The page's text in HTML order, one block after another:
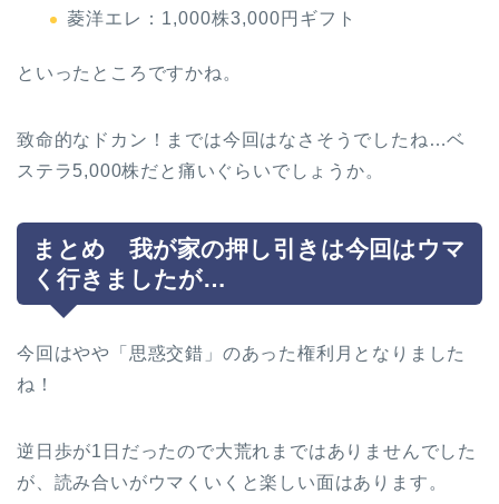
菱洋エレ：1,000株3,000円ギフト
といったところですかね。
致命的なドカン！までは今回はなさそうでしたね…ベ
ステラ5,000株だと痛いぐらいでしょうか。
まとめ 我が家の押し引きは今回はウマ
く行きましたが…
今回はやや「思惑交錯」のあった権利月となりました
ね！
逆日歩が1日だったので大荒れまではありませんでした
が、読み合いがウマくいくと楽しい面はあります。